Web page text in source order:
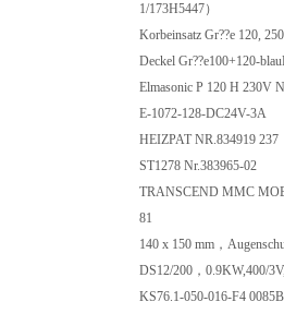
1/173H5447）
Korbeinsatz Gr??e 120,
Deckel Gr??e100+120-
Elmasonic P 120 H 230V
E-1072-128-DC24V-3A
HEIZPAT NR.834919 237
ST1278 Nr.383965-02
TRANSCEND MMC
81
140 x 150 mm，
DS12/200，0.9KW,400/
KS76.1-050-016-F4